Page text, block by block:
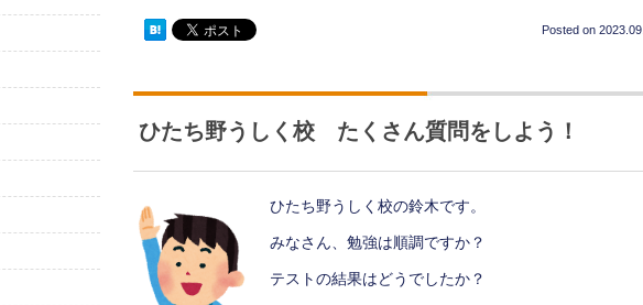
Posted on
ひたち野うしく校 たくさん質問をしよう！
ひたち野うしく校の鈴木です。
みなさん、勉強は順調ですか？
テストの結果はどうでしたか？